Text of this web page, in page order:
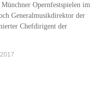
Opern­fest­spie­len im
Ge­ne­ral­mu­sik­di­rek­tor der
Chef­di­ri­gent der